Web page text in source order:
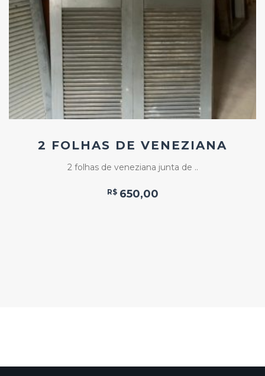
ao
Favoritos
2 FOLHAS DE VENEZIANA
2 folhas de veneziana junta de ..
R$ 650,00